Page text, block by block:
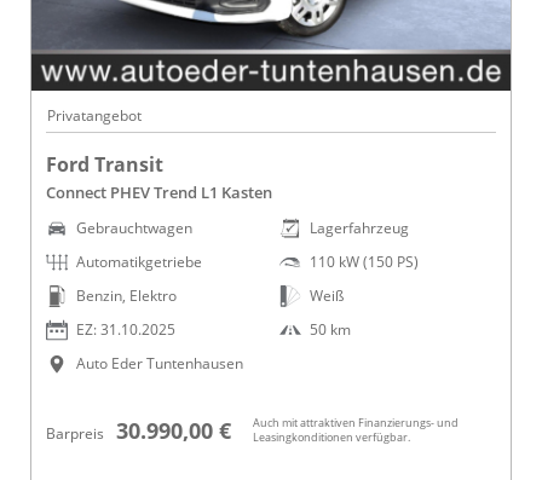
Privatangebot
Ford Transit
Connect PHEV Trend L1 Kasten
Gebrauchtwagen
Automatikgetriebe
Benzin, Elektro
EZ: 31.10.2025
Auto Eder Tuntenhausen
Lagerfahrzeug
110 kW (150 PS)
Weiß
50 km
Barpreis 30.990,00 €
Auch mit attraktiven Finanzierungs- und
Leasingkonditionen verfügbar.